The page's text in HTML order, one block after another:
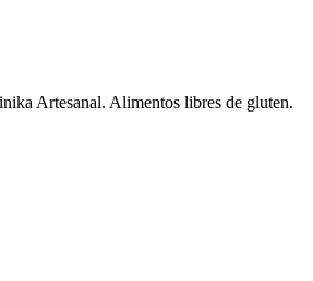
Artesanal. Alimentos libres de gluten.